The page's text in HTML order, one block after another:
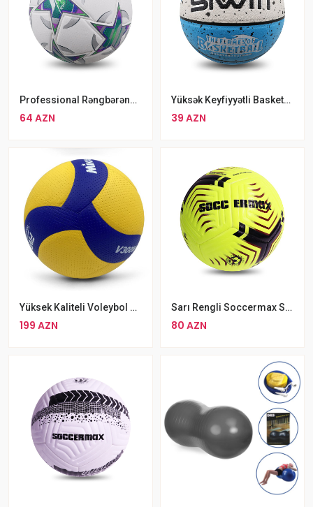
Professional Rəngbərəng Futbol Topu No4
64 AZN
Yüksək Keyfiyyətli Basketbol Topu SIWIT Ölçü №7
39 AZN
Yüksek Kaliteli Voleybol Mikasa V300w
199 AZN
Sarı Rengli Soccermax SM PITCH Futbol Topu №5
80 AZN